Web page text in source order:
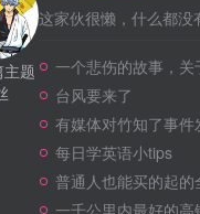
题
这家伙很懒，什么都没
一个悲伤的故事，关
台风要来了
有媒体对竹知了事件
每日学英语小tips
普通人也能买的起的
一千公里内最好的高